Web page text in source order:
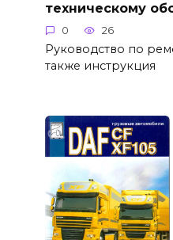
техническому
0 26
Руководство по
также инструкция